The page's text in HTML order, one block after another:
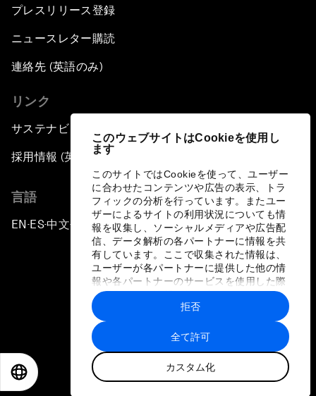
このウェブサイトはCookieを使用し
ます
このサイトではCookieを使って、ユーザー
に合わせたコンテンツや広告の表示、トラ
フィックの分析を行っています。またユー
ザーによるサイトの利用状況についても情
報を収集し、ソーシャルメディアや広告配
信、データ解析の各パートナーに情報を共
有しています。ここで収集された情報は、
ユーザーが各パートナーに提供した他の情
報や各パートナーのサービスを使用した際
に収集された情報と組み合わされ、各パー
トナーによって使用されることがありま
す。
全て許可
カスタム化
拒否
プレスリリース登録
ニュースレター購読
連絡先 (英語のみ)
リンク
サステナビリティへの取り組み
採用情報 (英語のみ)
言語
EN ▪ES▪中文▪ 日本語
プライバシーポリシーと利用規約
サイトマップ
©
世界経済フォーラム